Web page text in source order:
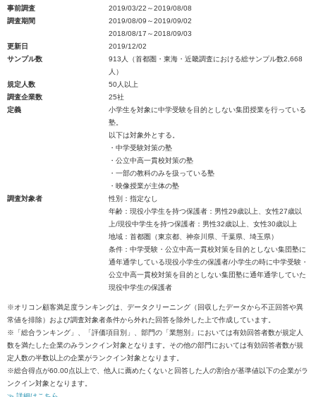
事前調査
2019/03/22～2019/08/08
調査期間
2019/08/09～2019/09/02
2018/08/17～2018/09/03
更新日
2019/12/02
サンプル数
913人（首都圏・東海・近畿調査における総サンプル数2,668
人）
規定人数
50人以上
調査企業数
25社
定義
小学生を対象に中学受験を目的としない集団授業を行っている
塾。
以下は対象外とする。
・中学受験対策の塾
・公立中高一貫校対策の塾
・一部の教科のみを扱っている塾
・映像授業が主体の塾
調査対象者
性別：指定なし
年齢：現役小学生を持つ保護者：男性29歳以上、女性27歳以
上/現役中学生を持つ保護者：男性32歳以上、女性30歳以上
地域：首都圏（東京都、神奈川県、千葉県、埼玉県）
条件：中学受験・公立中高一貫校対策を目的としない集団塾に
通年通学している現役小学生の保護者/小学生の時に中学受験・
公立中高一貫校対策を目的としない集団塾に通年通学していた
現役中学生の保護者
※オリコン顧客満足度ランキングは、データクリーニング（回収したデータから不正回答や異
常値を排除）および調査対象者条件から外れた回答を除外した上で作成しています。
※「総合ランキング」、「評価項目別」、部門の「業態別」においては有効回答者数が規定人
数を満たした企業のみランクイン対象となります。その他の部門においては有効回答者数が規
定人数の半数以上の企業がランクイン対象となります。
※総合得点が60.00点以上で、他人に薦めたくないと回答した人の割合が基準値以下の企業がラ
ンクイン対象となります。